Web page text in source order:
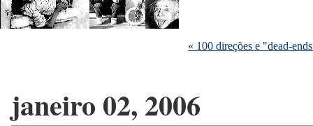
« 100 direções e "dead-
janeiro 02, 2006